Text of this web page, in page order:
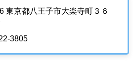
東京都八王子市大楽寺町３６
3805